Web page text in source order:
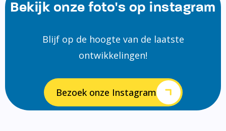
Bekijk onze foto's op instagram
Blijf op de hoogte van de laatste
ontwikkelingen!
Bezoek onze Instagram